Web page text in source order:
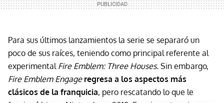
Para sus últimos lanzamientos la serie se separaró un
poco de sus raíces, teniendo como principal referente al
experimental Fire Emblem: Three Houses. Sin embargo,
Fire Emblem Engage regresa a los aspectos más
clásicos de la franquicia, pero rescatando lo que le